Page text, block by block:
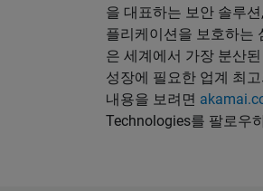
을 대표하는 보안 솔루
플리케이션을 보호하는
은 세계에서 가장 분산
성장에 필요한 업계 최
내용을 보려면
Technologies를 팔로우